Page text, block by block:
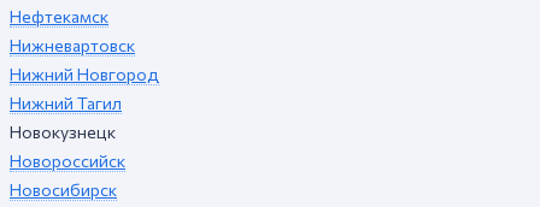
Нефтекамск
Нижневартовск
Нижний Новгород
Нижний Тагил
Новокузнецк
Новороссийск
Новосибирск